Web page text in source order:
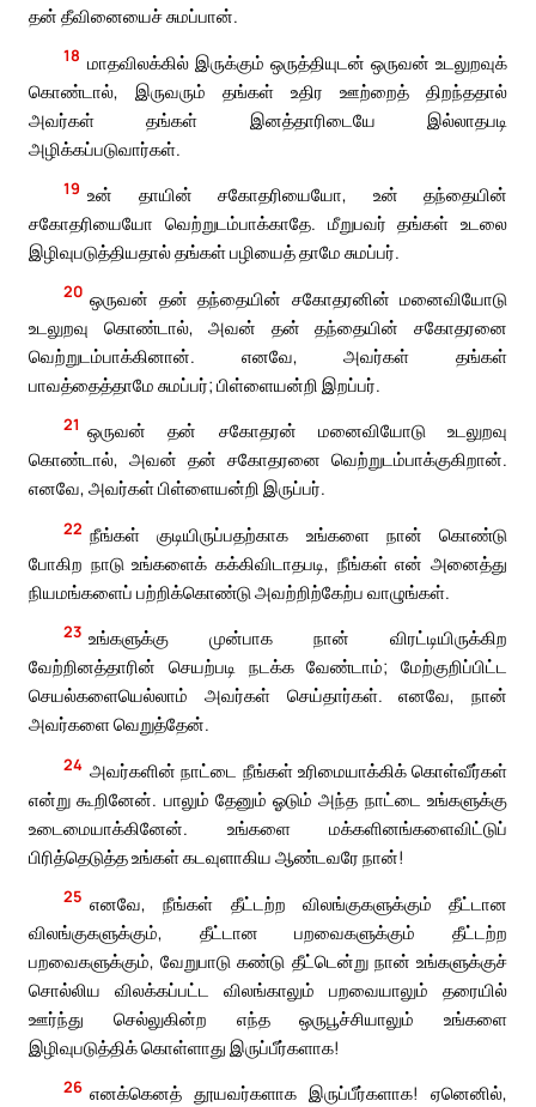
தன் தீவினையைச் சுமப்பான்.
18 மாதவிலக்கில் இருக்கும் ஒருத்தியுடன் ஒருவன் உடலுறவுக்
கொண்டால், இருவரும் தங்கள் உதிர ஊற்றைத் திறந்ததால்
அவர்கள் தங்கள் இனத்தாரிடையே இல்லாதபடி
அழிக்கப்படுவார்கள்.
19 உன் தாயின் சகோதரியையோ, உன் தந்தையின்
சகோதரியையோ வெற்றுடம்பாக்காதே. மீறுபவர் தங்கள் உடலை
இழிவுபடுத்தியதால் தங்கள் பழியைத் தாமே சுமப்பர்.
20 ஒருவன் தன் தந்தையின் சகோதரனின் மனைவியோடு
உடலுறவு கொண்டால், அவன் தன் தந்தையின் சகோதரனை
வெற்றுடம்பாக்கினான். எனவே, அவர்கள் தங்கள்
பாவத்தைத்தாமே சுமப்பர்; பிள்ளையன்றி இறப்பர்.
21 ஒருவன் தன் சகோதரன் மனைவியோடு உடலுறவு
கொண்டால், அவன் தன் சகோதரனை வெற்றுடம்பாக்குகிறான்.
எனவே, அவர்கள் பிள்ளையன்றி இருப்பர்.
22 நீங்கள் குடியிருப்பதற்காக உங்களை நான் கொண்டு
போகிற நாடு உங்களைக் கக்கிவிடாதபடி, நீங்கள் என் அனைத்து
நியமங்களைப் பற்றிக்கொண்டு அவற்றிற்கேற்ப வாழுங்கள்.
23 உங்களுக்கு முன்பாக நான் விரட்டியிருக்கிற
வேற்றினத்தாரின் செயற்படி நடக்க வேண்டாம்; மேற்குறிப்பிட்ட
செயல்களையெல்லாம் அவர்கள் செய்தார்கள். எனவே, நான்
அவர்களை வெறுத்தேன்.
24 அவர்களின் நாட்டை நீங்கள் உரிமையாக்கிக் கொள்வீர்கள்
என்று கூறினேன். பாலும் தேனும் ஓடும் அந்த நாட்டை உங்களுக்கு
உடைமையாக்கினேன். உங்களை மக்களினங்களைவிட்டுப்
பிரித்தெடுத்த உங்கள் கடவுளாகிய ஆண்டவரே நான்!
25 எனவே, நீங்கள் தீட்டற்ற விலங்குகளுக்கும் தீட்டான
விலங்குகளுக்கும், தீட்டான பறவைகளுக்கும் தீட்டற்ற
பறவைகளுக்கும், வேறுபாடு கண்டு தீட்டென்று நான் உங்களுக்குச்
சொல்லிய விலக்கப்பட்ட விலங்காலும் பறவையாலும் தரையில்
ஊர்ந்து செல்லுகின்ற எந்த ஒருபூச்சியாலும் உங்களை
இழிவுபடுத்திக் கொள்ளாது இருப்பீர்களாக!
26 எனக்கெனத் தூயவர்களாக இருப்பீர்களாக! ஏனெனில்,